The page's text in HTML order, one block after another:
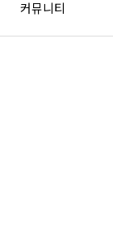
커뮤니티